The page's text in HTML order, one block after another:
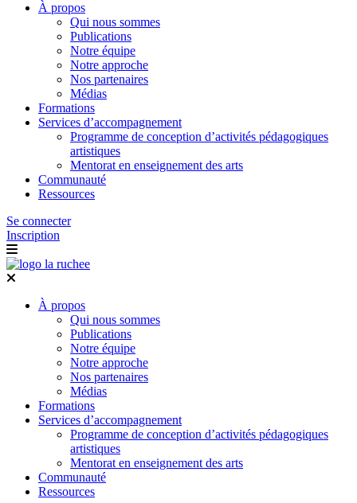
À propos
Qui nous sommes
Publications
Notre équipe
Notre approche
Nos partenaires
Médias
Formations
Services d’accompagnement
Programme de conception d’activités pédagogiques
artistiques
Mentorat en enseignement des arts
Communauté
Ressources
Se connecter
Inscription
À propos
Qui nous sommes
Publications
Notre équipe
Notre approche
Nos partenaires
Médias
Formations
Services d’accompagnement
Programme de conception d’activités pédagogiques
artistiques
Mentorat en enseignement des arts
Communauté
Ressources